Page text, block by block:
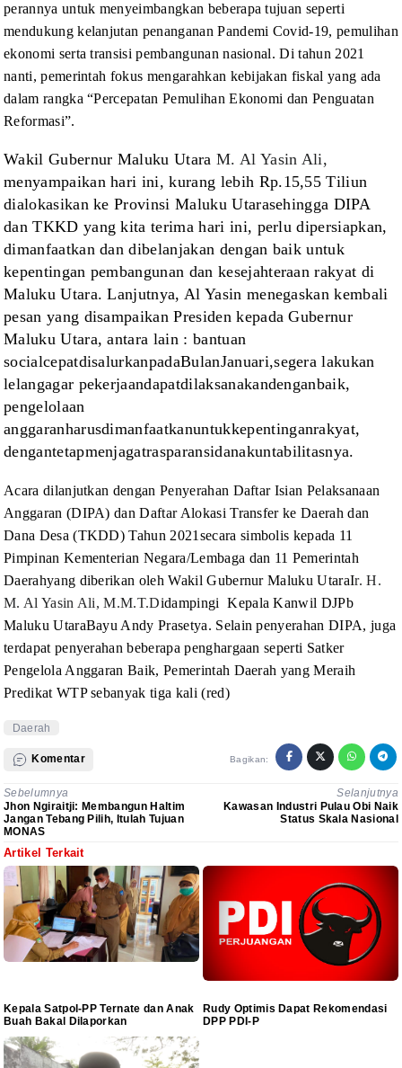
perannya untuk menyeimbangkan beberapa tujuan seperti
mendukung kelanjutan penanganan Pandemi Covid-19, pemulihan
ekonomi serta transisi pembangunan nasional. Di tahun 2021
nanti, pemerintah fokus mengarahkan kebijakan fiskal yang ada
dalam rangka “Percepatan Pemulihan Ekonomi dan Penguatan
Reformasi”.
Wakil Gubernur Maluku Utara M. Al Yasin Ali,
menyampaikan hari ini, kurang lebih Rp.15,55 Tiliun
dialokasikan ke Provinsi Maluku Utarasehingga DIPA
dan TKKD yang kita terima hari ini, perlu dipersiapkan,
dimanfaatkan dan dibelanjakan dengan baikuntuk
kepentingan pembangunan dan kesejahteraan rakyat di
Maluku Utara. Lanjutnya, Al Yasin menegaskan kembali
pesan yang disampaikan Presiden kepada Gubernur
Maluku Utara, antara lain : bantuan
socialcepatdisalurkanpadaBulanJanuari,segera lakukan
lelangagar pekerjaandapatdilaksanakandenganbaik,
pengelolaan
anggaranharusdimanfaatkanuntukkepentinganrakyat,
dengantetapmenjagatrasparansidanakuntabilitasnya.
Acara dilanjutkan dengan Penyerahan DaftarIsian Pelaksanaan
Anggaran (DIPA) dan Daftar Alokasi Transfer ke Daerah dan
Dana Desa (TKDD) Tahun 2021secara simbolis kepada 11
Pimpinan Kementerian Negara/Lembaga dan 11 Pemerintah
Daerahyang diberikan oleh WakilGubernur Maluku UtaraIr. H.
M. Al Yasin Ali, M.M.T.Didampingi
Kepala Kanwil DJPb
Maluku UtaraBayu Andy Prasetya. Selain penyerahan DIPA, juga
terdapat penyerahan beberapa penghargaan seperti Satker
Pengelola Anggaran Baik, Pemerintah Daerah yang Meraih
Predikat WTP sebanyaktiga kali (red)
Daerah
Komentar Bagikan:
Sebelumnya
Jhon Ngiraitji: Membangun Haltim
Jangan Tebang Pilih, Itulah Tujuan
MONAS
Selanjutnya
Kawasan Industri Pulau Obi Naik
Status Skala Nasional
Artikel Terkait
Kepala Satpol-PP Ternate dan Anak
Buah Bakal Dilaporkan
Rudy Optimis Dapat Rekomendasi
DPP PDI-P